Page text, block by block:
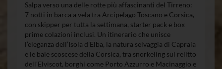
Salpa verso una delle rotte più affascinanti del Tirreno:
7 notti in barca a vela tra Arcipelago Toscano e Corsica,
con skipper per tutta la settimana, starter pack e box
prime colazioni inclusi. Un itinerario che unisce
l’eleganza dell’Isola d’Elba, la natura selvaggia di Capraia
e le baie scoscese della Corsica, tra snorkeling sul relitto
dell’Elviscot, borghi come Porto Azzurro e Macinaggio e